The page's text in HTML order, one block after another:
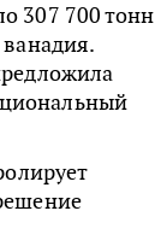
307 700 тонн